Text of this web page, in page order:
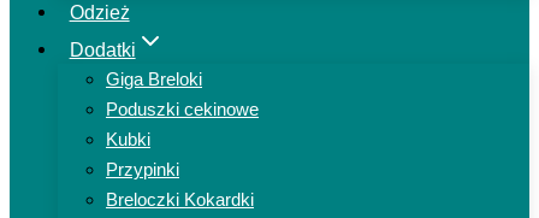
Odzież
Dodatki
Giga Breloki
Poduszki cekinowe
Kubki
Przypinki
Breloczki Kokardki